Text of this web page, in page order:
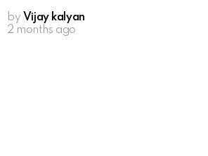
by Vijay kalyan
2 months ago